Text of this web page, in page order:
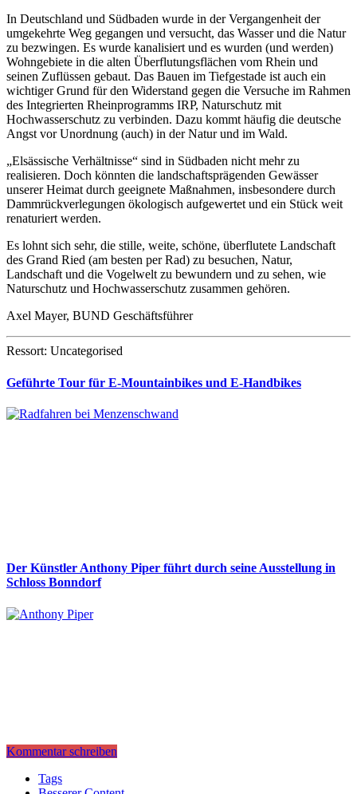
In Deutschland und Südbaden wurde in der Vergangenheit der
umgekehrte Weg gegangen und versucht, das Wasser und die Natur
zu bezwingen. Es wurde kanalisiert und es wurden (und werden)
Wohngebiete in die alten Überflutungsflächen vom Rhein und
seinen Zuflüssen gebaut. Das Bauen im Tiefgestade ist auch ein
wichtiger Grund für den Widerstand gegen die Versuche im Rahmen
des Integrierten Rheinprogramms IRP, Naturschutz mit
Hochwasserschutz zu verbinden. Dazu kommt häufig die deutsche
Angst vor Unordnung (auch) in der Natur und im Wald.
„Elsässische Verhältnisse“ sind in Südbaden nicht mehr zu
realisieren. Doch könnten die landschaftsprägenden Gewässer
unserer Heimat durch geeignete Maßnahmen, insbesondere durch
Dammrückverlegungen ökologisch aufgewertet und ein Stück weit
renaturiert werden.
Es lohnt sich sehr, die stille, weite, schöne, überflutete Landschaft
des Grand Ried (am besten per Rad) zu besuchen, Natur,
Landschaft und die Vogelwelt zu bewundern und zu sehen, wie
Naturschutz und Hochwasserschutz zusammen gehören.
Axel Mayer, BUND Geschäftsführer
Ressort: Uncategorised
Geführte Tour für E-Mountainbikes und E-Handbikes
Der Künstler Anthony Piper führt durch seine Ausstellung in
Schloss Bonndorf
Kommentar schreiben
Tags